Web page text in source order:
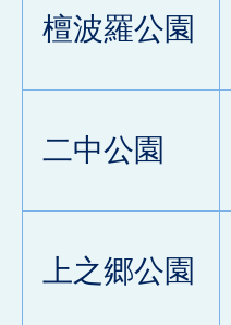
檀波羅公園
二中公園
上之郷公園